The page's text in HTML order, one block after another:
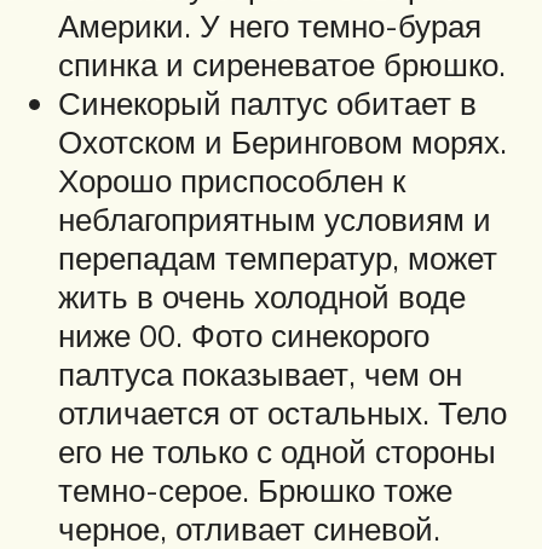
Америки. У него темно-бурая
спинка и сиреневатое брюшко.
Синекорый палтус обитает в
Охотском и Беринговом морях.
Хорошо приспособлен к
неблагоприятным условиям и
перепадам температур, может
жить в очень холодной воде
ниже 00. Фото синекорого
палтуса показывает, чем он
отличается от остальных. Тело
его не только с одной стороны
темно-серое. Брюшко тоже
черное, отливает синевой.